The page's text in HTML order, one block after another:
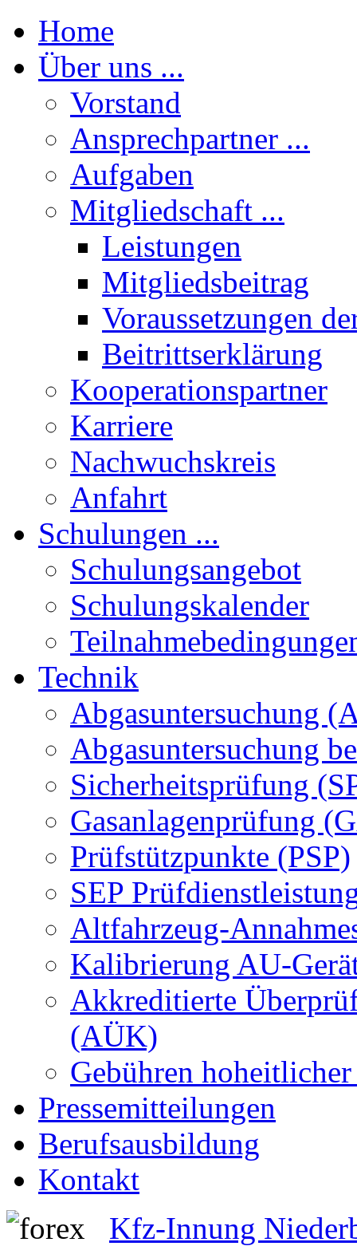
Home
Über uns ...
Vorstand
Ansprechpartner ...
Aufgaben
Mitgliedschaft ...
Leistungen
Mitgliedsbeitrag
Voraussetzungen
Beitrittserklärung
Kooperationspartner
Karriere
Nachwuchskreis
Anfahrt
Schulungen ...
Schulungsangebot
Schulungskalender
Technik
Abgasuntersuchung
Abgasuntersuchung
Sicherheitsprüfung
Gasanlagenprüfung
Prüfstützpunkte (PSP)
SEP
Altfahrzeug-
Kalibrierung AU-
Akkreditierte
(AÜK)
Gebühren
Pressemitteilungen
Berufsausbildung
Kontakt
Kfz-Innung